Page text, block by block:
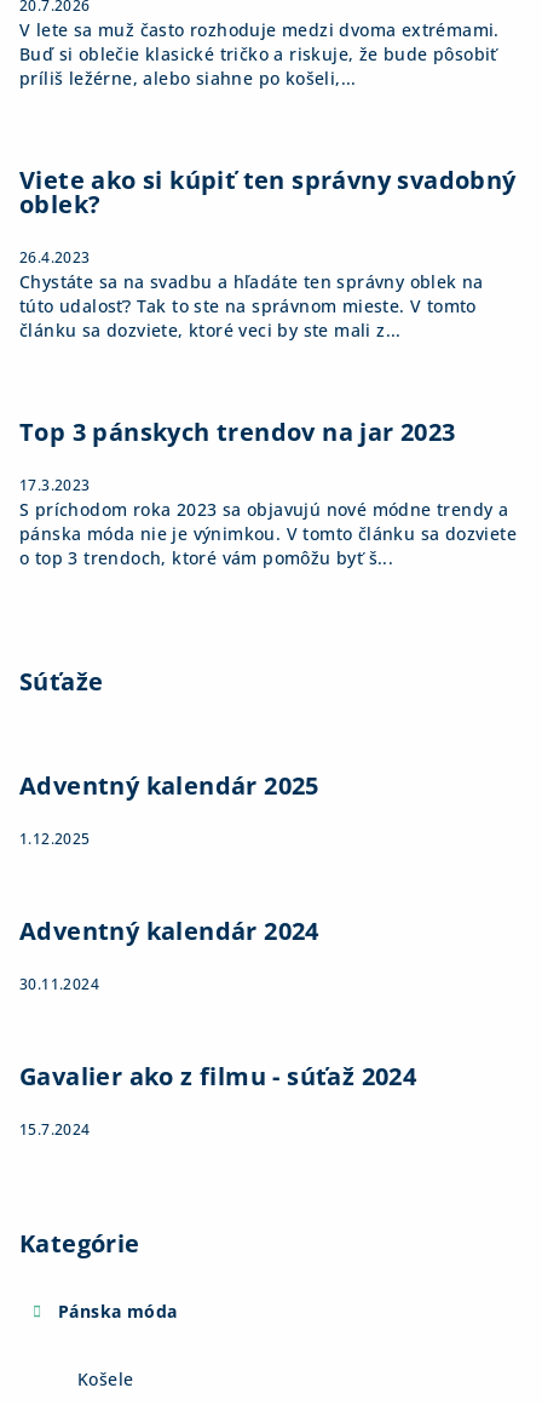
20.7.2026
V lete sa muž často rozhoduje medzi dvoma extrémami.
Buď si oblečie klasické tričko a riskuje, že bude pôsobiť
príliš ležérne, alebo siahne po košeli,...
Viete ako si kúpiť ten správny svadobný
oblek?
26.4.2023
Chystáte sa na svadbu a hľadáte ten správny oblek na
túto udalosť? Tak to ste na správnom mieste. V tomto
článku sa dozviete, ktoré veci by ste mali z...
Top 3 pánskych trendov na jar 2023
17.3.2023
S príchodom roka 2023 sa objavujú nové módne trendy a
pánska móda nie je výnimkou. V tomto článku sa dozviete
o top 3 trendoch, ktoré vám pomôžu byť š...
Súťaže
Adventný kalendár 2025
1.12.2025
Adventný kalendár 2024
30.11.2024
Gavalier ako z filmu - súťaž 2024
15.7.2024
Kategórie
Pánska móda
Košele